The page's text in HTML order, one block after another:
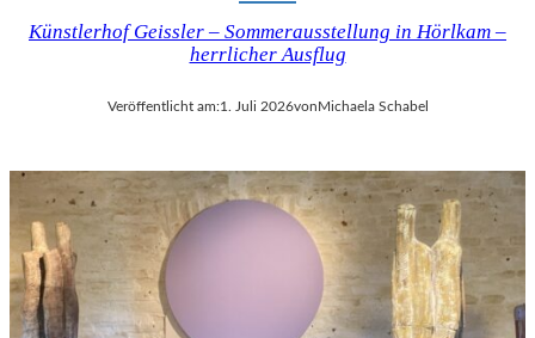
Künstlerhof Geissler – Sommerausstellung in Hörlkam –
herrlicher Ausflug
Veröffentlicht am:1. Juli 2026von Michaela Schabel